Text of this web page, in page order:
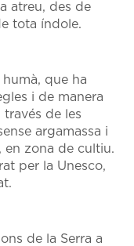
atreu, des de
tota índole.
humà, que ha
i de manera
de les
argamassa i
en zona de cultiu.
per la Unesco,
de la Serra a